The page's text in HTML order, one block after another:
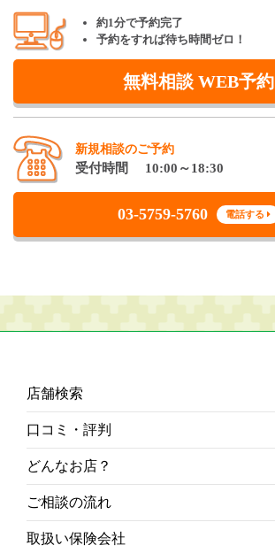
約1分で予約完了
予約をすれば待ち時間ゼロ！
無料相談 WEB予約
新規相談のご予約
受付時間 10:00～18:30
03-5759-5760 電話する
店舗検索
口コミ・評判
どんなお店？
ご相談の流れ
取扱い保険会社